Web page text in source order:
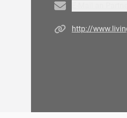
Email
Homepage
http://